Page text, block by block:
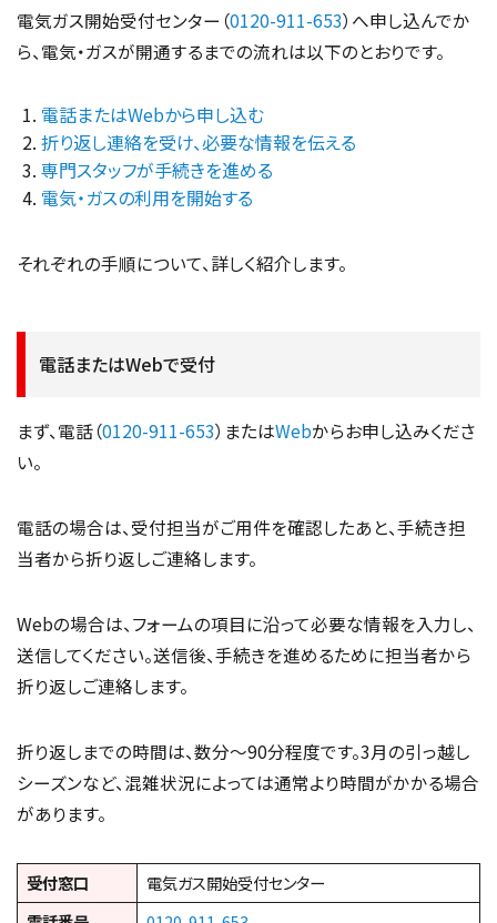
電気ガス開始受付センター（0120-911-653）へ申し込んでか
ら、電気・ガスが開通するまでの流れは以下のとおりです。
電話またはWebから申し込む
折り返し連絡を受け、必要な情報を伝える
専門スタッフが手続きを進める
電気・ガスの利用を開始する
それぞれの手順について、詳しく紹介します。
電話またはWebで受付
まず、電話（0120-911-653）またはWebからお申し込みくださ
い。
電話の場合は、受付担当がご用件を確認したあと、手続き担
当者から折り返しご連絡します。
Webの場合は、フォームの項目に沿って必要な情報を入力し、
送信してください。送信後、手続きを進めるために担当者から
折り返しご連絡します。
折り返しまでの時間は、数分〜90分程度です。3月の引っ越し
シーズンなど、混雑状況によっては通常より時間がかかる場合
があります。
受付窓口
電気ガス開始受付センター